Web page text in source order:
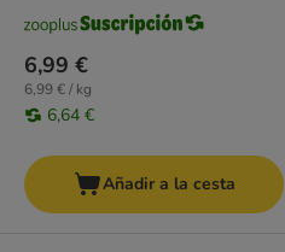
6,99 €
6,99 € / kg
6,64 €
Añadir a la cesta